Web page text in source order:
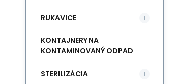
RUKAVICE
KONTAJNERY NA
KONTAMINOVANÝ ODPAD
STERILIZÁCIA